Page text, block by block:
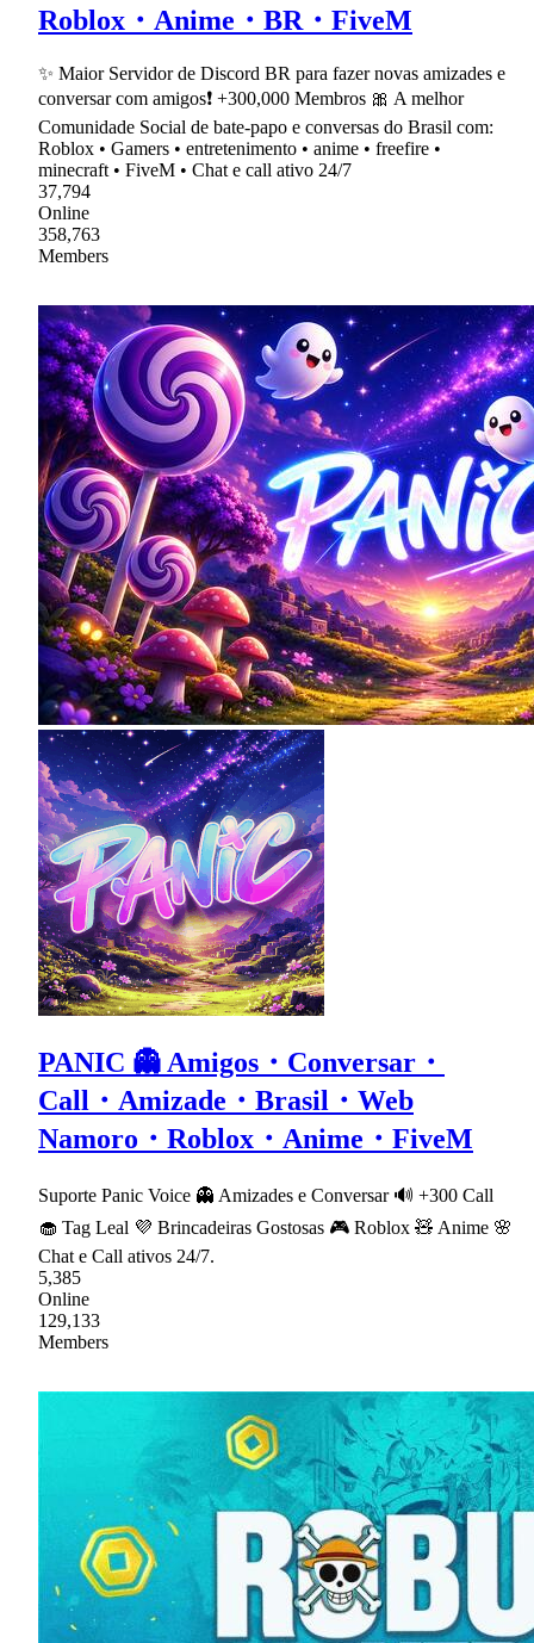
Roblox・Anime・BR・FiveM
✨ Maior Servidor de Discord BR para fazer novas amizades e
conversar com amigos❗ +300,000 Membros 🎀 A melhor
Comunidade Social de bate-papo e conversas do Brasil com:
Roblox • Gamers • entretenimento • anime • freefire •
minecraft • FiveM • Chat e call ativo 24/7
37,794
Online
358,763
Members
PANIC 👻 Amigos・Conversar・
Call・Amizade・Brasil・Web
Namoro・Roblox・Anime・FiveM
Suporte Panic Voice 👻 Amizades e Conversar 🔊 +300 Call
🧁 Tag Leal 💜 Brincadeiras Gostosas 🎮 Roblox 🧸 Anime 🌸
Chat e Call ativos 24/7.
5,385
Online
129,133
Members